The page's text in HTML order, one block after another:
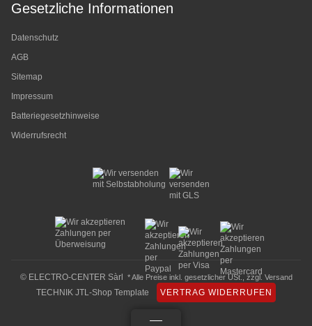
Gesetzliche Informationen
Datenschutz
AGB
Sitemap
Impressum
Batteriegesetzhinweise
Widerrufsrecht
© ELECTRO-CENTER Sàrl * Alle Preise inkl. gesetzlicher USt., zzgl. Versand
TECHNIK JTL-Shop Template VERTRAG WIDERRUFEN